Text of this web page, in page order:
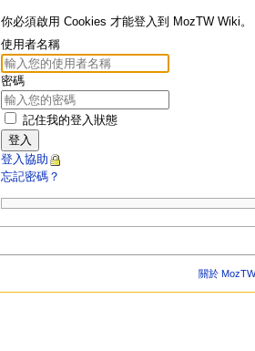
你必須啟用 Cookies 才能登入到 MozTW Wiki。
使用者名稱
密碼
記住我的登入狀態
登入
登入協助
忘記密碼？
關於